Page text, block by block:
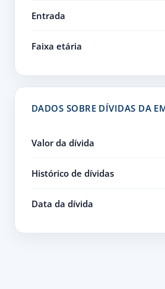
Entrada
Faixa etária
DADOS SOBRE DÍVIDAS DA
Valor da dívida
Histórico de dívidas
Data da dívida